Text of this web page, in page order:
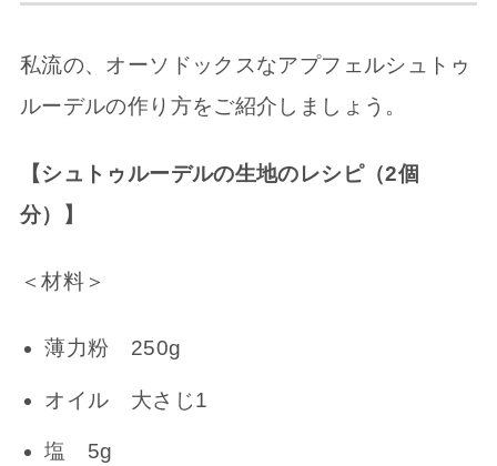
私流の、オーソドックスなアプフェルシュトゥ
ルーデルの作り方をご紹介しましょう。
【シュトゥルーデルの生地のレシピ（2個
分）】
＜材料＞
薄力粉 250g
オイル 大さじ1
塩 5g